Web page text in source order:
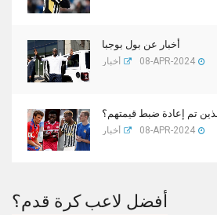
أخبار عن بول بوجبا
أخبار 08-APR-2024
تم إعادة ضبط قيمتهم؟
أخبار 08-APR-2024
أفضل لاعب كرة قدم؟